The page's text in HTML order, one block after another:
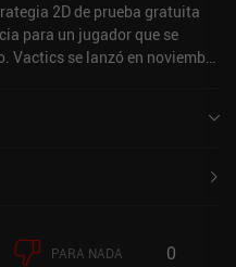
2D de prueba gratuita
para un jugador que se
Vactics se lanzó en noviembre
PARA NADA 0